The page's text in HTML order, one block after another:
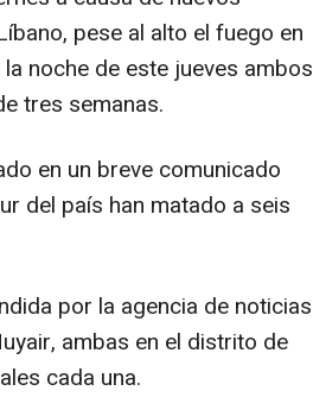
pese al alto el fuego en
noche de este jueves ambos
tres semanas.
en un breve comunicado
del país han matado a seis
por la agencia de noticias
ambas en el distrito de
cada una.